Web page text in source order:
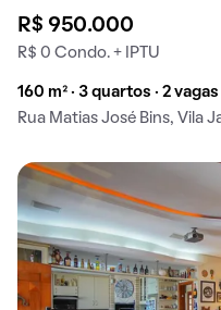
R$ 950.000
R$ 0 Condo. + IPTU
160 m² · 3 quartos · 2 vagas
Rua Matias José Bins, Vila